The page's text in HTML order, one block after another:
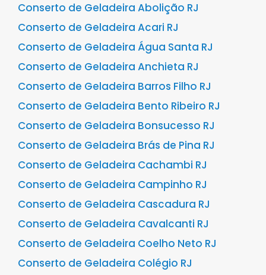
Conserto de Geladeira Abolição RJ
Conserto de Geladeira Acari RJ
Conserto de Geladeira Água Santa RJ
Conserto de Geladeira Anchieta RJ
Conserto de Geladeira Barros Filho RJ
Conserto de Geladeira Bento Ribeiro RJ
Conserto de Geladeira Bonsucesso RJ
Conserto de Geladeira Brás de Pina RJ
Conserto de Geladeira Cachambi RJ
Conserto de Geladeira Campinho RJ
Conserto de Geladeira Cascadura RJ
Conserto de Geladeira Cavalcanti RJ
Conserto de Geladeira Coelho Neto RJ
Conserto de Geladeira Colégio RJ